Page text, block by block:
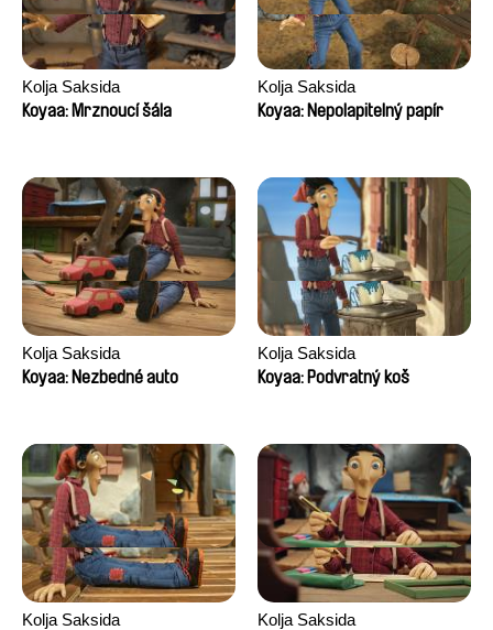
Kolja Saksida
Koyaa: Mrznoucí šála
Kolja Saksida
Koyaa: Nepolapitelný papír
Kolja Saksida
Koyaa: Nezbedné auto
Kolja Saksida
Koyaa: Podvratný koš
Kolja Saksida
Kolja Saksida